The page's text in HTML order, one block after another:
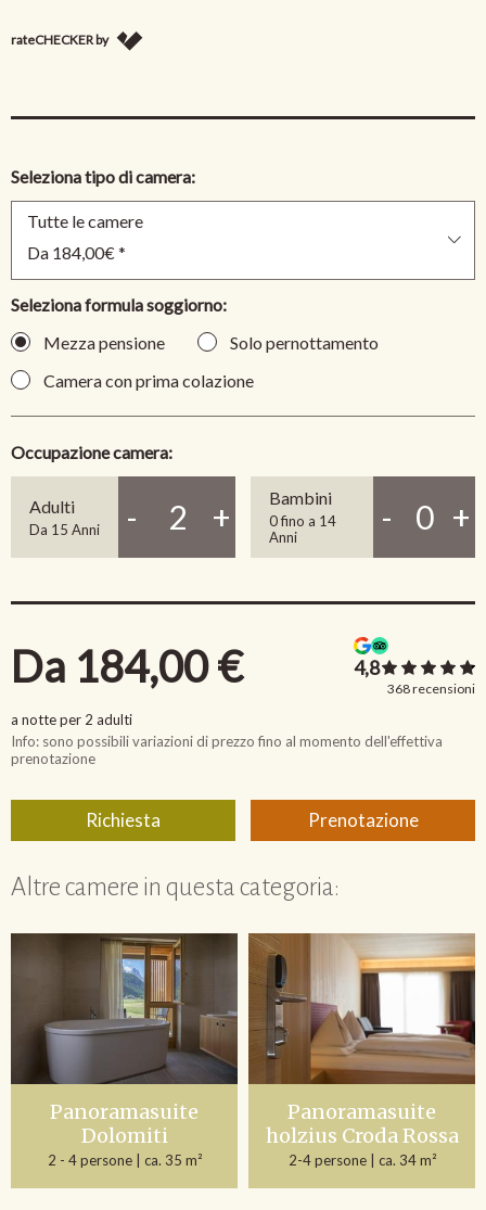
Altre camere in questa categoria:
Panoramasuite
Dolomiti
2 - 4 persone | ca. 35 m²
Panoramasuite
holzius Croda Rossa
2-4 persone | ca. 34 m²